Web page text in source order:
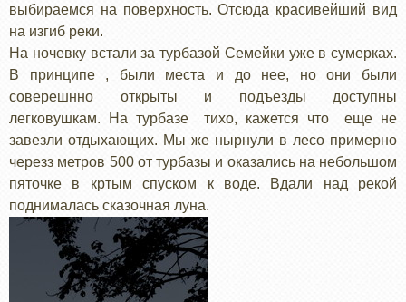
выбираемся на поверхность. Отсюда красивейший вид
на изгиб реки.
На ночевку встали за турбазой Семейки уже в сумерках.
В принципе , были места и до нее, но они были
соверешнно открыты и подъезды доступны
легковушкам. На турбазе тихо, кажется что еще не
завезли отдыхающих. Мы же нырнули в лесо примерно
черезз метров 500 от турбазы и оказались на небольшом
пяточке в кртым спуском к воде. Вдали над рекой
поднималась сказочная луна.